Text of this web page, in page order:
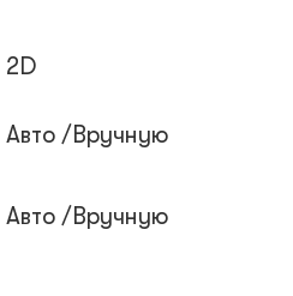
2D
Авто /Вручную
Авто /Вручную